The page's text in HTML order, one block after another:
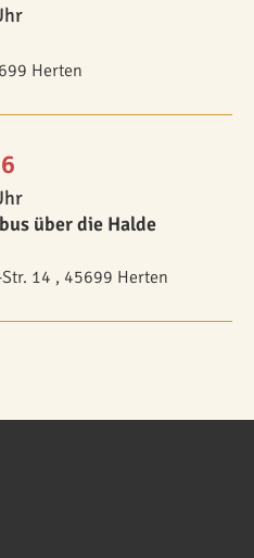
Herten
über die Halde
14 , 45699 Herten